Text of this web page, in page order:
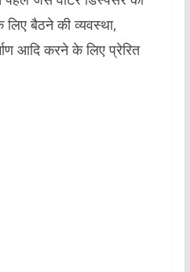
लिए बैठने की व्यवस्था,
आदि करने के लिए प्रेरित